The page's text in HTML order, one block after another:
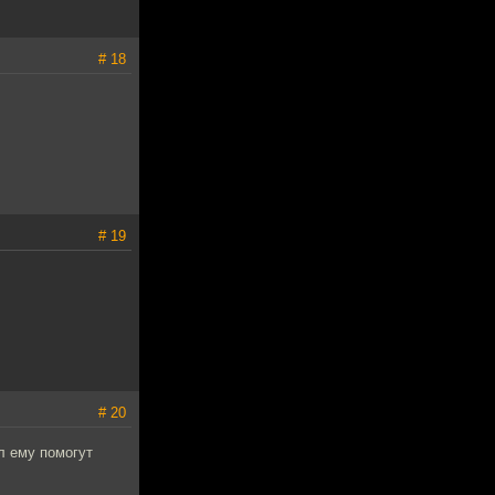
# 18
# 19
# 20
ему помогут